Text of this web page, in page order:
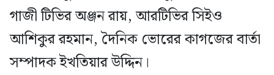
গাজী টিভির অঞ্জন রায়, আরটিভির সিইও
আশিকুর রহমান, দৈনিক ভোরের কাগজের বার্তা
সম্পাদক ইখতিয়ার উদ্দিন।